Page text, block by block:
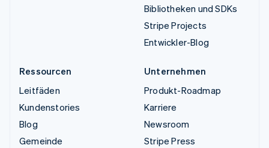
Bibliotheken und SDKs
Stripe Projects
Entwickler-Blog
Ressourcen
Leitfäden
Kundenstories
Blog
Gemeinde
Unternehmen
Produkt-Roadmap
Karriere
Newsroom
Stripe Press